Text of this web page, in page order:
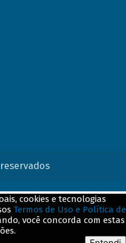
cookies e tecnologias
Termos de Uso e Política de
você concorda com estas